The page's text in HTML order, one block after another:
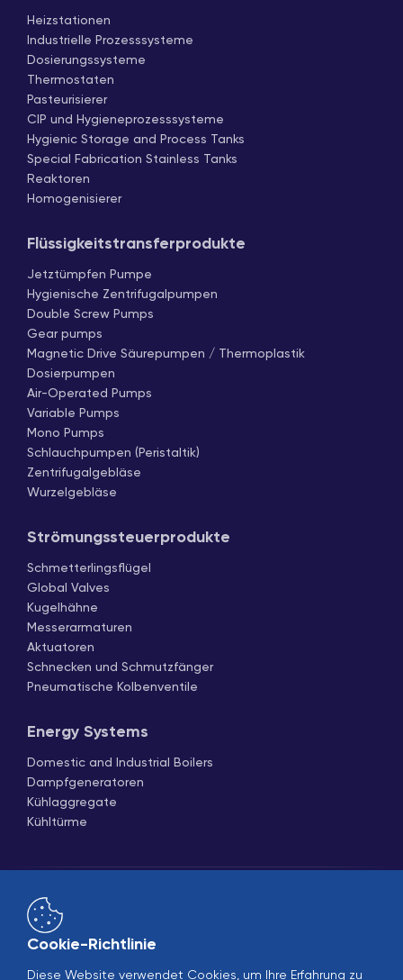
Heizstationen
Industrielle Prozesssysteme
Dosierungssysteme
Thermostaten
Pasteurisierer
CIP und Hygieneprozesssysteme
Hygienic Storage and Process Tanks
Special Fabrication Stainless Tanks
Reaktoren
Homogenisierer
Flüssigkeitstransferprodukte
Jetztümpfen Pumpe
Hygienische Zentrifugalpumpen
Double Screw Pumps
Gear pumps
Magnetic Drive Säurepumpen / Thermoplastik
Dosierpumpen
Air-Operated Pumps
Variable Pumps
Mono Pumps
Schlauchpumpen (Peristaltik)
Zentrifugalgebläse
Wurzelgebläse
Strömungssteuerprodukte
Schmetterlingsflügel
Global Valves
Kugelhähne
Messerarmaturen
Aktuatoren
Schnecken und Schmutzfänger
Pneumatische Kolbenventile
Energy Systems
Domestic and Industrial Boilers
Dampfgeneratoren
Kühlaggregate
Kühltürme
Cookie-Richtlinie
Diese Website verwendet Cookies, um Ihre Erfahrung zu